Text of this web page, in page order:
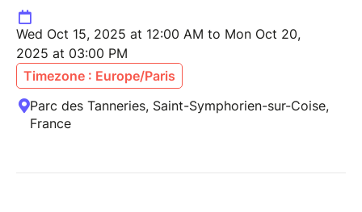
Wed Oct 15, 2025 at 12:00 AM to Mon Oct 20,
2025 at 03:00 PM
Timezone : Europe/Paris
Parc des Tanneries, Saint-Symphorien-sur-Coise,
France